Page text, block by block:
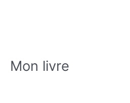
Mon livre